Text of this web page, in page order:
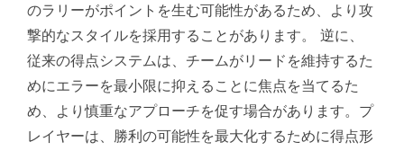
のラリーがポイントを生む可能性があるため、より攻
撃的なスタイルを採用することがあります。 逆に、
従来の得点システムは、チームがリードを維持するた
めにエラーを最小限に抑えることに焦点を当てるた
め、より慎重なアプローチを促す場合があります。プ
レイヤーは、勝利の可能性を最大化するために得点形